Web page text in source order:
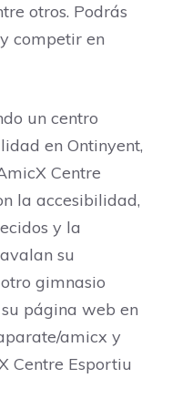
otros. Podrás
competir en
un centro
en Ontinyent,
Centre
la accesibilidad,
y la
su
gimnasio
página web en
amicx y
Centre Esportiu